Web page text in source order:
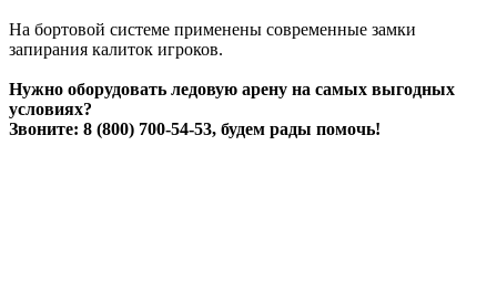
На бортовой системе применены современные замки
запирания калиток игроков.
Нужно оборудовать ледовую арену на самых выгодных
условиях?
Звоните: 8 (800) 700-54-53, будем рады помочь!